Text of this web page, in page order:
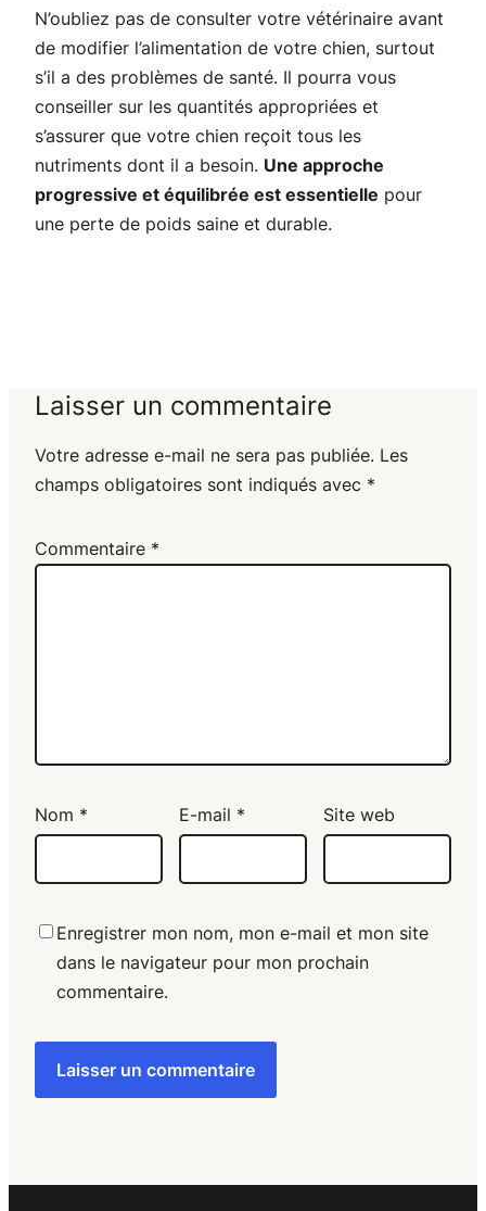
N’oubliez pas de consulter votre vétérinaire avant
de modifier l’alimentation de votre chien, surtout
s’il a des problèmes de santé. Il pourra vous
conseiller sur les quantités appropriées et
s’assurer que votre chien reçoit tous les
nutriments dont il a besoin. Une approche
progressive et équilibrée est essentielle pour
une perte de poids saine et durable.
Laisser un commentaire
Votre adresse e-mail ne sera pas publiée. Les
champs obligatoires sont indiqués avec *
Commentaire *
Nom * E-mail * Site web
Enregistrer mon nom, mon e-mail et mon site
dans le navigateur pour mon prochain
commentaire.